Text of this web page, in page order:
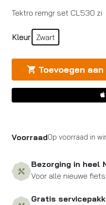
Tektro remgr set CL530 zi
Kleur Zwart
Toevoegen
VoorraadOp voorraad in
Bezorging in heel
Voor alle nieuwe
Gratis